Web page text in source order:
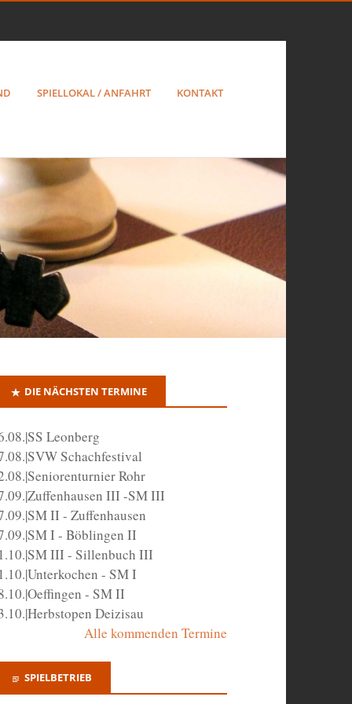
SPIELLOKAL / ANFAHRT KONTAKT
DIE NÄCHSTEN TERMINE
Leonberg
Schachfestival
Rohr
III -SM III
II - Zuffenhausen
I - Böblingen II
III - Sillenbuch III
- SM I
- SM II
Deizisau
Alle kommenden Termine
SPIELBETRIEB